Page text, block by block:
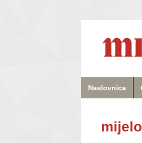
Naslovnica